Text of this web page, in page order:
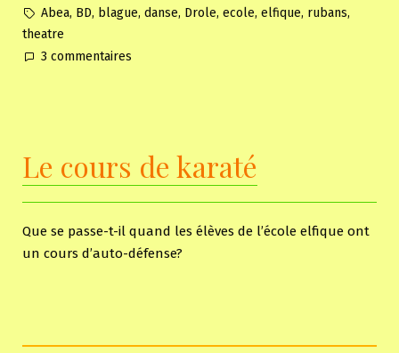
by
in
Tags:
Abea, BD, blague, danse, Drole, ecole, elfique, rubans,
theatre
3 commentaires
par
Abéa
et
Le cours de karaté
Que se passe-t-il quand les élèves de l’école elfique ont
un cours d’auto-défense?